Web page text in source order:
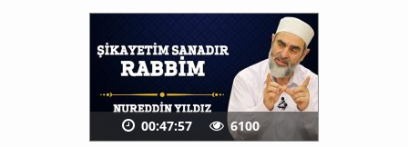
00:47:57 6100